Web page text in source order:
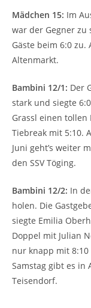
Mädchen 15: Im
war der Gegner zu
Gäste beim 6:0 zu.
Altenmarkt.
Bambini 12/1: Der
stark und siegte
Grassl einen
Tiebreak mit 5:10.
Juni geht’s weiter
den SSV Töging.
Bambini 12/2: In
holen. Die
siegte Emilia
Doppel mit Julian
nur knapp mit
Samstag gibt es in
Teisendorf.